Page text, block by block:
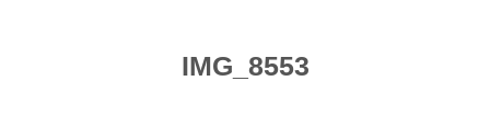
IMG_8553